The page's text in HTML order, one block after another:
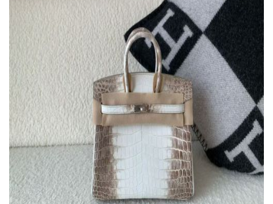
録
yoyocopys@gmail.com
2026人気特集
バッグ
財布
時計
服
ズボン
衣装セット
靴
住まい用品
アクセサリー
ベルト
スカーフ
アイフォーンケ
ース
小物
最
新
製